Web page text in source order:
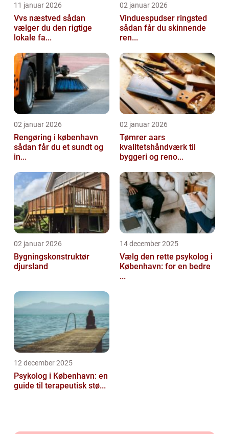
11 januar 2026
Vvs næstved sådan
vælger du den rigtige
lokale fa...
02 januar 2026
Vinduespudser ringsted
sådan får du skinnende
ren...
02 januar 2026
Rengøring i københavn
sådan får du et sundt og
in...
02 januar 2026
Tømrer aars
kvalitetshåndværk til
byggeri og reno...
02 januar 2026
Bygningskonstruktør
djursland
14 december 2025
Vælg den rette psykolog i
København: for en bedre
...
12 december 2025
Psykolog i København: en
guide til terapeutisk stø...